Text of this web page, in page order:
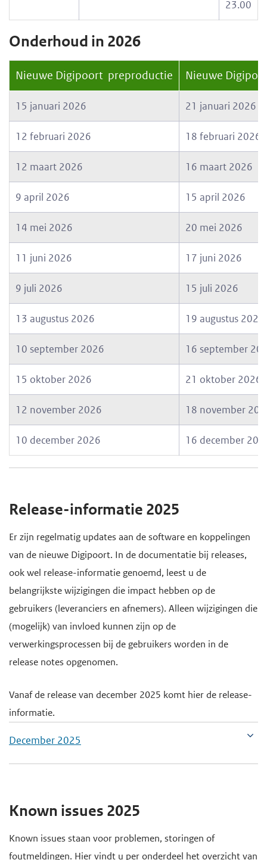
23.00
Onderhoud in 2026
Nieuwe Digipoort preproductie Nieuwe
15 januari 2026 21 januari 2026
12 februari 2026 18 februari 2026
12 maart 2026 16 maart 2026
9 april 2026 15 april 2026
14 mei 2026 20 mei 2026
11 juni 2026 17 juni 2026
9 juli 2026 15 juli 2026
13 augustus 2026 19 augustus 2026
10 september 2026 16 september
15 oktober 2026 21 oktober 2026
12 november 2026 18 november
10 december 2026 16 december
Release-informatie 2025
Er zijn regelmatig updates aan de software en koppelingen
van de nieuwe Digipoort. In de documentatie bij releases,
ook wel release-informatie genoemd, leest u de
belangrijkste wijzigingen die impact hebben op de
gebruikers (leveranciers en afnemers). Alleen wijzigingen die
(mogelijk) van invloed kunnen zijn op de
verwerkingsprocessen bij de gebruikers worden in de
release notes opgenomen.
Vanaf de release van december 2025 komt hier de release-
informatie.
December 2025
Known issues 2025
Known issues staan voor problemen, storingen of
foutmeldingen. Hier vindt u per onderdeel het overzicht van